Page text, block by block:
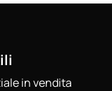
in vendita